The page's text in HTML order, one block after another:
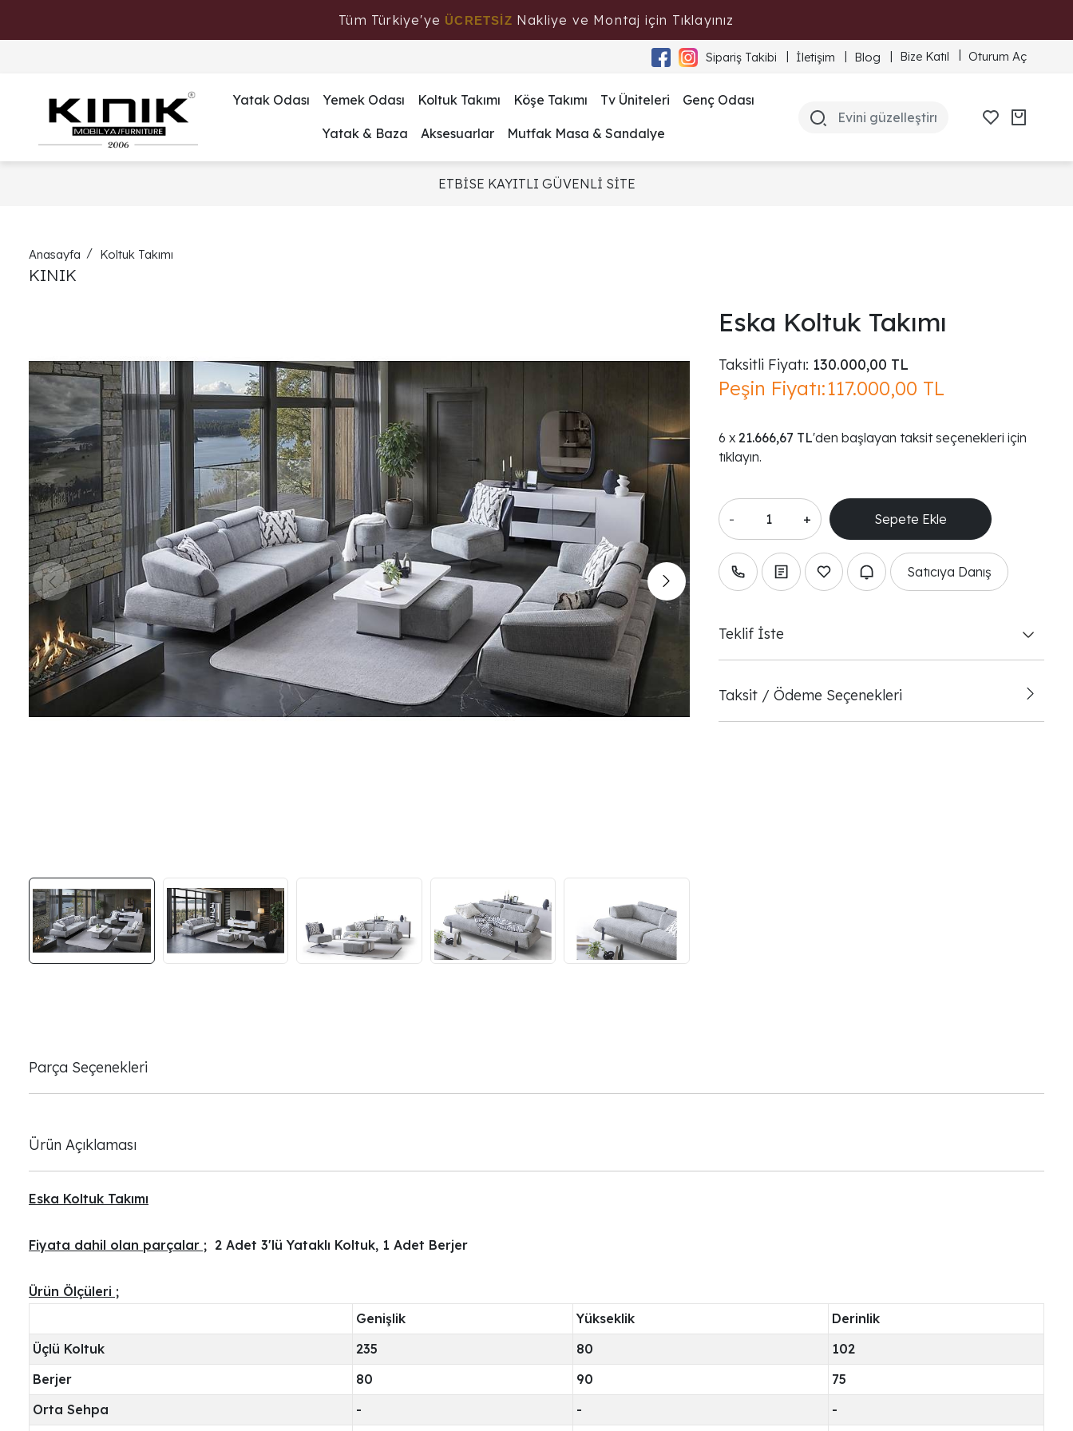
Tüm Türkiye'ye ÜCRETSİZ Nakliye ve Montaj için Tıklayınız
Sipariş Takibi İletişim Blog Bize Katıl Oturum Aç
Yatak Odası Yemek Odası Koltuk Takımı Köşe Takımı Tv Üniteleri Genç Odası
Yatak & Baza Aksesuarlar Mutfak Masa & Sandalye
ETBİSE KAYITLI GÜVENLİ SİTE
Anasayfa Koltuk Takımı
KINIK
Eska Koltuk Takımı
Taksitli Fiyatı: 130.000,00 TL
Peşin Fiyatı:117.000,00 TL
21.666,67 TL'den başlayan taksit seçenekleri için
tıklayın.
- +
Satıcıya Danış
Teklif İste
Taksit / Ödeme Seçenekleri
Parça Seçenekleri
Ürün Açıklaması
Eska Koltuk Takımı
Fiyata dahil olan parçalar ; 2 Adet 3'lü Yataklı Koltuk, 1 Adet Berjer
Ürün Ölçüleri ;
Genişlik
Yükseklik
Derinlik
Üçlü Koltuk
235 80
102
Berjer
80 90
75
Orta Sehpa
- - -